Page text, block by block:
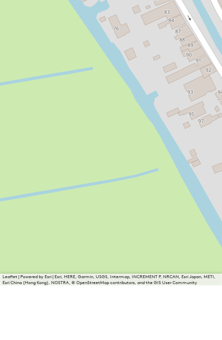
Leaflet|Powered by Esri | Esri, HERE, Garmin, USGS, Intermap, INCREMENT P, NRCAN, Esri Japan, METI,
Esri China (Hong Kong), NOSTRA, © OpenStreetMap contributors, and the GIS User Community